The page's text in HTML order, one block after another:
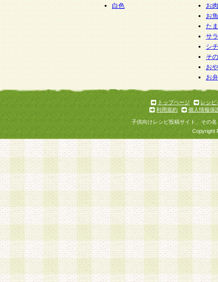
白色
お
お
た
サ
シ
そ
お
お
トップページ
レシピ
利用規約
個人情報保
子供向けレシピ投稿サイト、その
Copyright